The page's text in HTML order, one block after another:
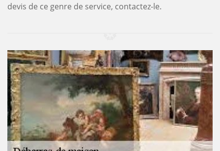
devis de ce genre de service, contactez-le.